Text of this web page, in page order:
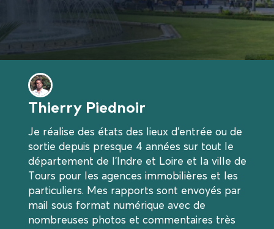
Thierry Piednoir
Je réalise des états des lieux d'entrée ou de
sortie depuis presque 4 années sur tout le
département de l'Indre et Loire et la ville de
Tours pour les agences immobilières et les
particuliers. Mes rapports sont envoyés par
mail sous format numérique avec de
nombreuses photos et commentaires très